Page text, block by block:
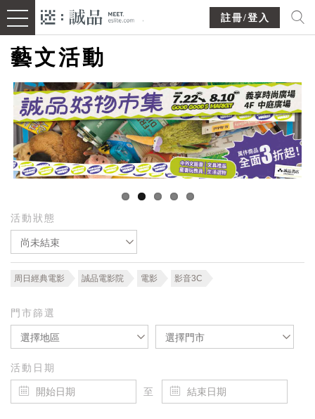
註冊/登入
藝文活動
活動狀態
尚未結束
周日經典電影 誠品電影院 電影 影音3C
門市篩選
選擇地區 選擇門市
活動日期
至